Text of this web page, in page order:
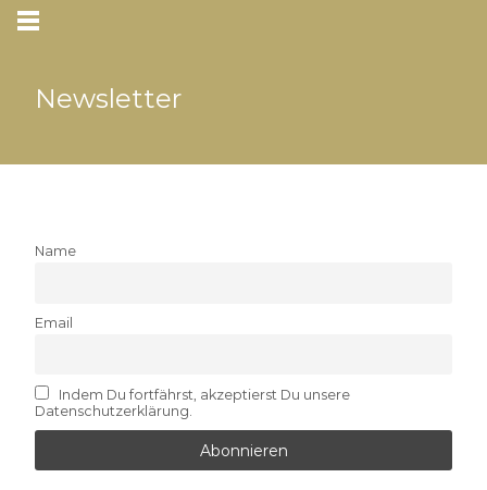
Newsletter
Name
Email
Indem Du fortfährst, akzeptierst Du unsere
Datenschutzerklärung.